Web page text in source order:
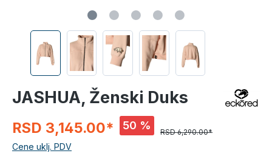
JASHUA, Ženski Duks
RSD 3,145.00* 50 %
RSD 6,290.00*
Cene uklj. PDV